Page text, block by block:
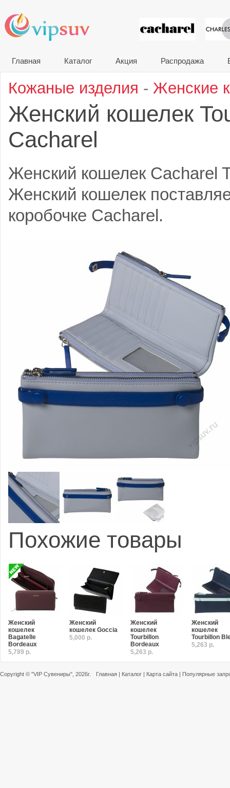
VIP
Главная Каталог Акция Распродажа
Кожаные изделия - Женские
Женский кошелек
Cacharel
Женский кошелек Cacharel
Женский кошелек
коробочке Cacharel.
Похожие товары
Женский
кошелек
Bagatelle
Bordeaux
5,789 р.
Женский
кошелек Goccia
5,000 р.
Женский
кошелек
Tourbillon
Bordeaux
5,263 р.
Женский
кошелек
Tourbillon
5,263 р.
Copyright © "VIP Сувениры" , 2026г. Главная | Каталог | Карта сайта | Популярные